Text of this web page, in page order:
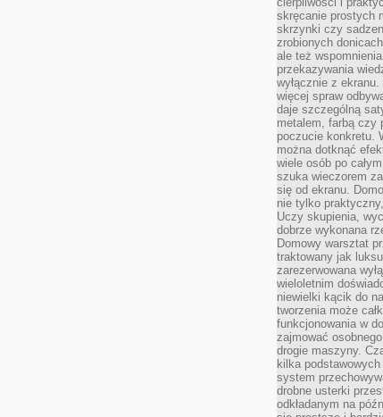
skręcanie prostych
skrzynki czy
zrobionych
ale też
przekazywania
wyłącznie z
więcej spraw
daje szczególną
metalem, farbą czy
poczucie konkretu.
można dotknąć
wiele osób po
szuka wieczorem
się od ekranu.
nie tylko
Uczy skupienia,
dobrze wykonana
Domowy warsztat
traktowany jak
zarezerwowana
wieloletnim
niewielki kącik do
tworzenia może
funkcjonowania w
zajmować
drogie maszyny.
kilka
system
drobne usterki
odkładanym na